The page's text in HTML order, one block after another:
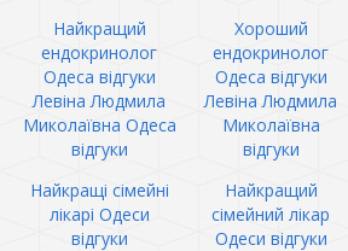
Найкращий
ендокринолог
Одеса відгуки
Хороший
ендокринолог
Одеса відгуки
Левіна Людмила
Миколаївна Одеса
відгуки
Левіна Людмила
Миколаївна
відгуки
Найкращі сімейні
лікарі Одеси
відгуки
Найкращий
сімейний лікар
Одеси відгуки